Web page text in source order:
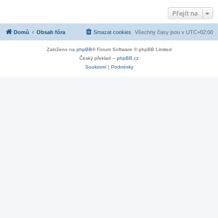
Přejít na
Domů Obsah fóra Všechny časy jsou v UTC+02:00
Smazat cookies
Založeno na phpBB® Forum Software © phpBB Limited
Český překlad – phpBB.cz
Soukromí| Podmínky